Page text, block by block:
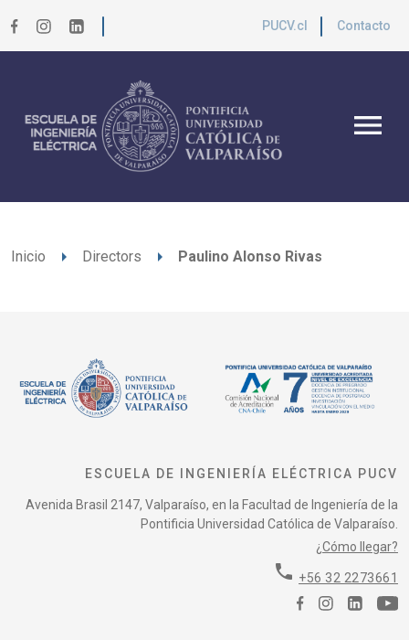
PUCV.cl Contacto
menu
Inicio arrow_right Directors arrow_right Paulino Alonso Rivas
ESCUELA DE INGENIERÍA ELÉCTRICA PUCV
Avenida Brasil 2147, Valparaíso, en la Facultad de Ingeniería de la
Pontificia Universidad Católica de Valparaíso.
¿Cómo llegar?
phone +56 32 2273661